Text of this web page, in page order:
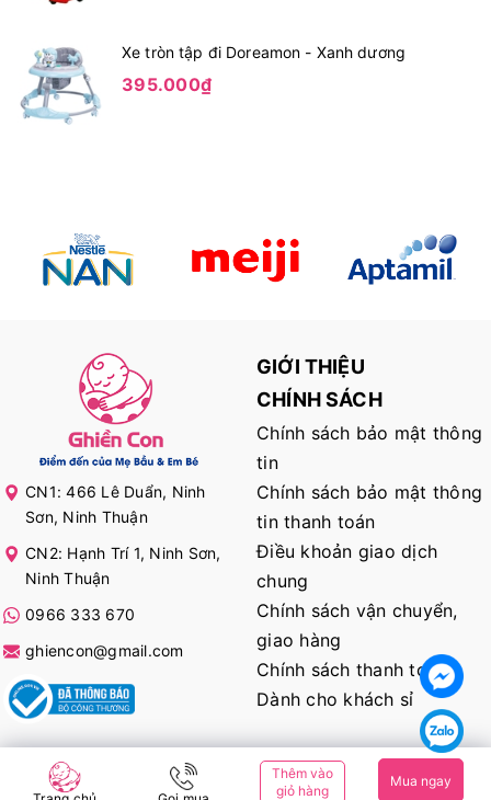
Thêm vào
giỏ hàng
Mua ngay
Xe tròn tập đi Doreamon - Xanh dương
395.000₫
CN1: 466 Lê Duẩn, Ninh
Sơn, Ninh Thuận
CN2: Hạnh Trí 1, Ninh Sơn,
Ninh Thuận
0966 333 670
ghiencon@gmail.com
GIỚI THIỆU
CHÍNH SÁCH
Chính sách bảo mật thông
tin
Chính sách bảo mật thông
tin thanh toán
Điều khoản giao dịch
chung
Chính sách vận chuyển,
giao hàng
Chính sách thanh toán
Dành cho khách sỉ
KẾT NỐI VỚI CHÚNG TÔI